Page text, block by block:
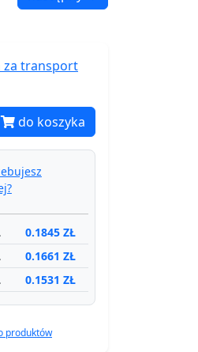
za transport
do koszyka
0.1845 ZŁ
0.1661 ZŁ
0.1531 ZŁ
produktów